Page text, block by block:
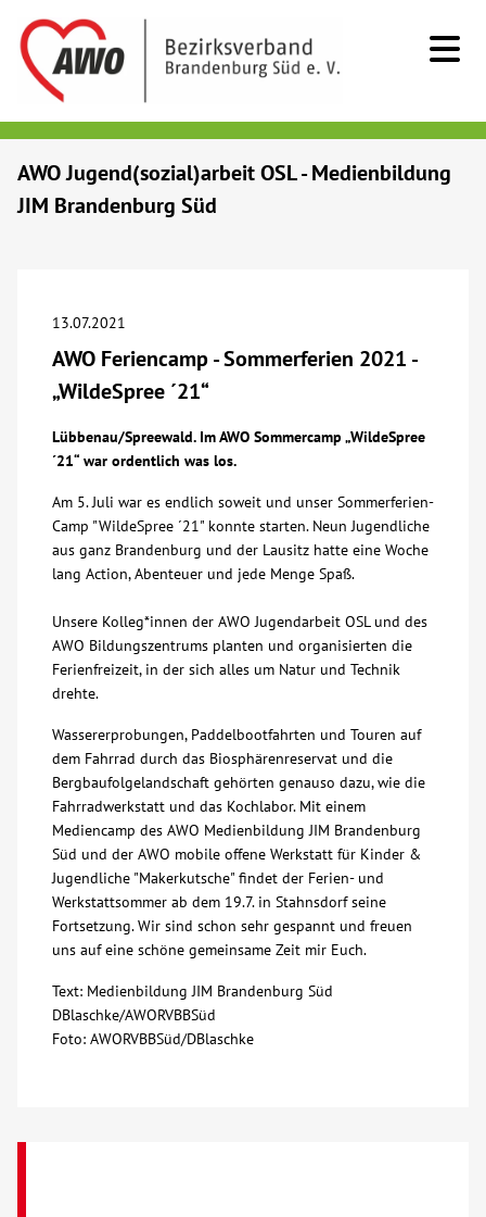
Senioren
Begegnung
Bildung
Über uns
Veranstaltungen
Spenden
Karriere
Ausbildung
Glossar
Suche
Kontakt
AWO Jugend(sozial)arbeit OSL - Medienbildung
JIM Brandenburg Süd
13.07.2021
AWO Feriencamp - Sommerferien 2021 -
„WildeSpree ´21“
Lübbenau/Spreewald. Im AWO Sommercamp „WildeSpree
´21“ war ordentlich was los.
Am 5. Juli war es endlich soweit und unser Sommerferien-
Camp "WildeSpree ´21" konnte starten. Neun Jugendliche
aus ganz Brandenburg und der Lausitz hatte eine Woche
lang Action, Abenteuer und jede Menge Spaß.
Unsere Kolleg*innen der AWO Jugendarbeit OSL und des
AWO Bildungszentrums planten und organisierten die
Ferienfreizeit, in der sich alles um Natur und Technik
drehte.
Wassererprobungen, Paddelbootfahrten und Touren auf
dem Fahrrad durch das Biosphärenreservat und die
Bergbaufolgelandschaft gehörten genauso dazu, wie die
Fahrradwerkstatt und das Kochlabor. Mit einem
Mediencamp des AWO Medienbildung JIM Brandenburg
Süd und der AWO mobile offene Werkstatt für Kinder &
Jugendliche "Makerkutsche" findet der Ferien- und
Werkstattsommer ab dem 19.7. in Stahnsdorf seine
Fortsetzung. Wir sind schon sehr gespannt und freuen
uns auf eine schöne gemeinsame Zeit mir Euch.
Text: Medienbildung JIM Brandenburg Süd
DBlaschke/AWORVBBSüd
Foto: AWORVBBSüd/DBlaschke